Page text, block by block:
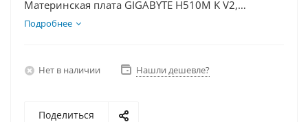
Материнская плата GIGABYTE H510M K V2,
Видеокарта RTX 4070TiS 16Гб, Память DDR4 16Gb,
Подробнее
Нет в наличии Нашли дешевле?
Поделиться